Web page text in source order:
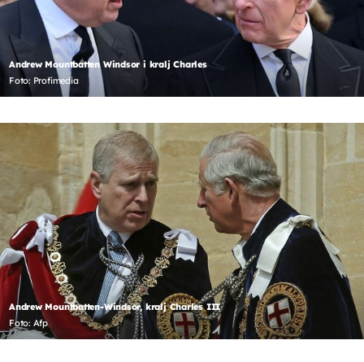
Andrew Mountbatten Windsor i kralj Charles
Foto: Profimedia
Andrew Mountbatten-Windsor, kralj Charles III
Foto: Afp